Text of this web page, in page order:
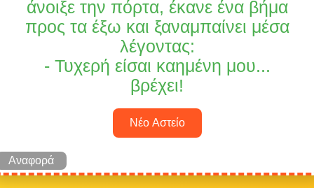
άνοιξε την πόρτα, έκανε ένα βήμα
προς τα έξω και ξαναμπαίνει μέσα
λέγοντας:
- Τυχερή είσαι καημένη μου...
βρέχει!
Νέο Αστείο
Αναφορά